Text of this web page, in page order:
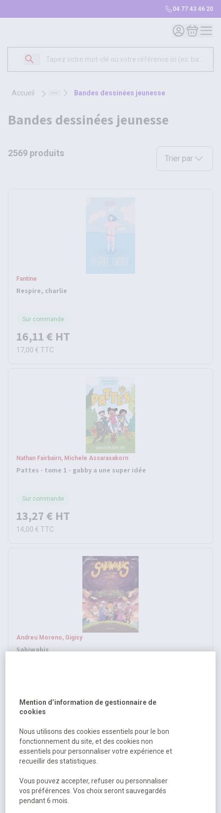
04 77 43 46 20
Mon compte
Mon
accueil bandes dessinées jeunesse
bandes dessinées jeunesse
2569 produits
Trier par
Fantine
Respire, charlie
Sur commande
16,11 € HT
17,00 € TTC
Nathan Fairbairn, Michele Assarasakorn
Pattes - tome 1 - gabby a une super idée
Sur commande
13,27 € HT
14,00 € TTC
Andreu Moreno, Gigisy
Sabiwabis
12,99 € TTC
Mention d’information de gestionnaire de
cookies
Nous utilisons des cookies essentiels pour le bon
fonctionnement du site, et des cookies non
essentiels pour personnaliser votre expérience et
recueillir des statistiques.
Vous pouvez accepter, refuser ou personnaliser
vos préférences. Vos choix seront sauvegardés
pendant 6 mois.